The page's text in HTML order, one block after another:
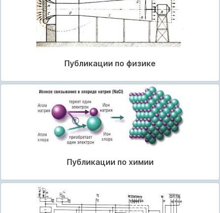
Публикации по физике
Публикации по химии